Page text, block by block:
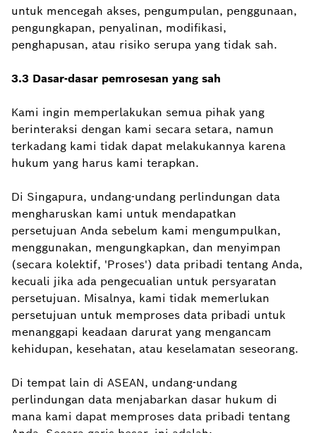
untuk mencegah akses, pengumpulan, penggunaan,
pengungkapan, penyalinan, modifikasi,
penghapusan, atau risiko serupa yang tidak sah.
3.3 Dasar-dasar pemrosesan yang sah
Kami ingin memperlakukan semua pihak yang
berinteraksi dengan kami secara setara, namun
terkadang kami tidak dapat melakukannya karena
hukum yang harus kami terapkan.
Di Singapura, undang-undang perlindungan data
mengharuskan kami untuk mendapatkan
persetujuan Anda sebelum kami mengumpulkan,
menggunakan, mengungkapkan, dan menyimpan
(secara kolektif, 'Proses') data pribadi tentang Anda,
kecuali jika ada pengecualian untuk persyaratan
persetujuan. Misalnya, kami tidak memerlukan
persetujuan untuk memproses data pribadi untuk
menanggapi keadaan darurat yang mengancam
kehidupan, kesehatan, atau keselamatan seseorang.
Di tempat lain di ASEAN, undang-undang
perlindungan data menjabarkan dasar hukum di
mana kami dapat memproses data pribadi tentang